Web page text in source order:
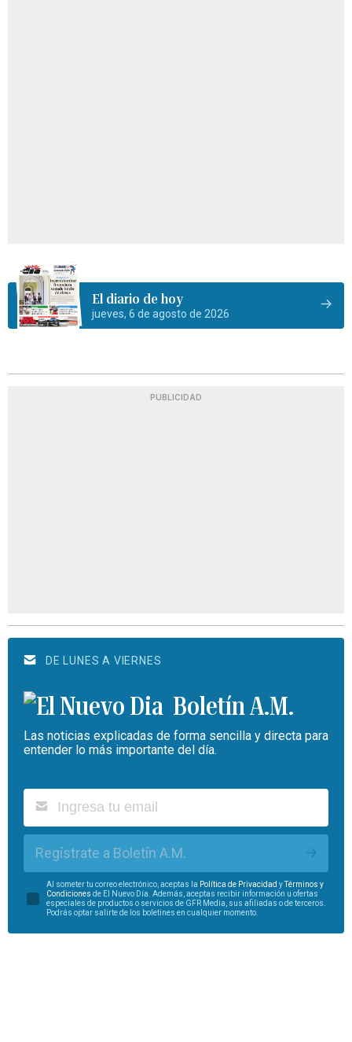
El diario de hoy
jueves, 6 de agosto de 2026
PUBLICIDAD
DE LUNES A VIERNES
Boletín A.M.
Las noticias explicadas de forma sencilla y directa para
entender lo más importante del día.
Regístrate a Boletín A.M.
Al someter tu correo electrónico, aceptas la Política de Privacidad yTérminos y
Condiciones de El Nuevo Día. Además, aceptas recibir información u ofertas
especiales de productos o servicios de GFR Media, sus afiliadas o de terceros.
Podrás optar salirte de los boletines en cualquier momento.